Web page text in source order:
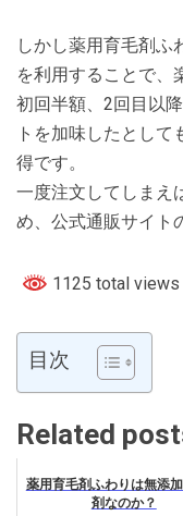
しかし薬用育毛剤ふ
を利用することで、
初回半額、2回目以
トを加味したとし
得です。
一度注文してしまえ
め、公式通販サイト
1125 total views
目次
Related
薬用育毛剤ふわりは無添
剤なのか？